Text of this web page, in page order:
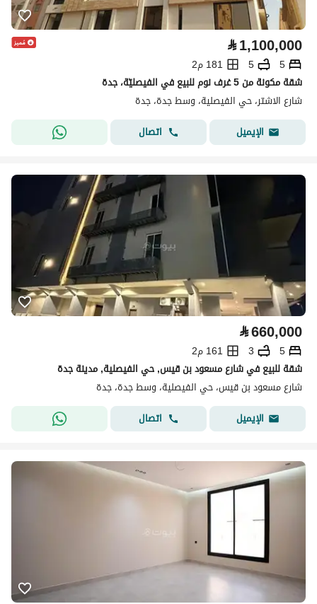
⃁1,100,000
5
5
181 م2
شقة مكونة من 5 غرف نوم للبيع في الفيصليّة، جدة
شارع الاشتر، حي الفيصلية، وسط جدة، جدة
الإيميل
اتصال
⃁660,000
5
3
161 م2
شقة للبيع في شارع مسعود بن قيس, حي الفيصلية, مدينة جدة
شارع مسعود بن قيس، حي الفيصلية، وسط جدة، جدة
الإيميل
اتصال